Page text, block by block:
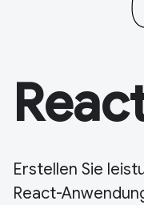
Erstellen Sie
React-